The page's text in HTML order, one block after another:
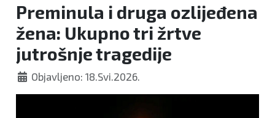
Preminula i druga ozlijeđena
žena: Ukupno tri žrtve
jutrošnje tragedije
Objavljeno: 18.Svi.2026.